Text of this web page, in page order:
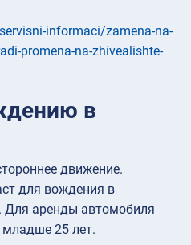
informaci/zamena-na-
promena-na-zhivealishte-
в
движение.
для вождения в
Для аренды автомобиля
25 лет.